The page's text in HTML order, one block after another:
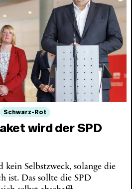
Schwarz-Rot
wird der SPD
kein Selbstzweck, solange die
ist. Das sollte die SPD